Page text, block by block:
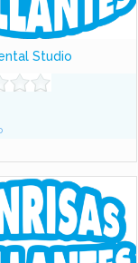
Studio